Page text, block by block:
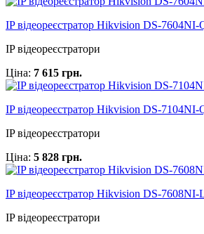
IP відеореєстратор Hikvision DS-7604NI-
IP відеореєстратори
Ціна: 7 615 грн.
IP відеореєстратор Hikvision DS-7104NI-
IP відеореєстратори
Ціна: 5 828 грн.
IP відеореєстратор Hikvision DS-7608NI-
IP відеореєстратори